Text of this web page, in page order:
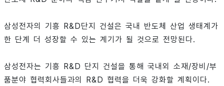
삼성전자의 기흥 R&D단지 건설은 국내 반도체 산업 생태계가
한 단계 더 성장할 수 있는 계기가 될 것으로 전망된다.
삼성전자는 기흥 R&D 단지 건설을 통해 국내외 소재/장비/부
품분야 협력회사들과의 R&D 협력을 더욱 강화할 계획이다.